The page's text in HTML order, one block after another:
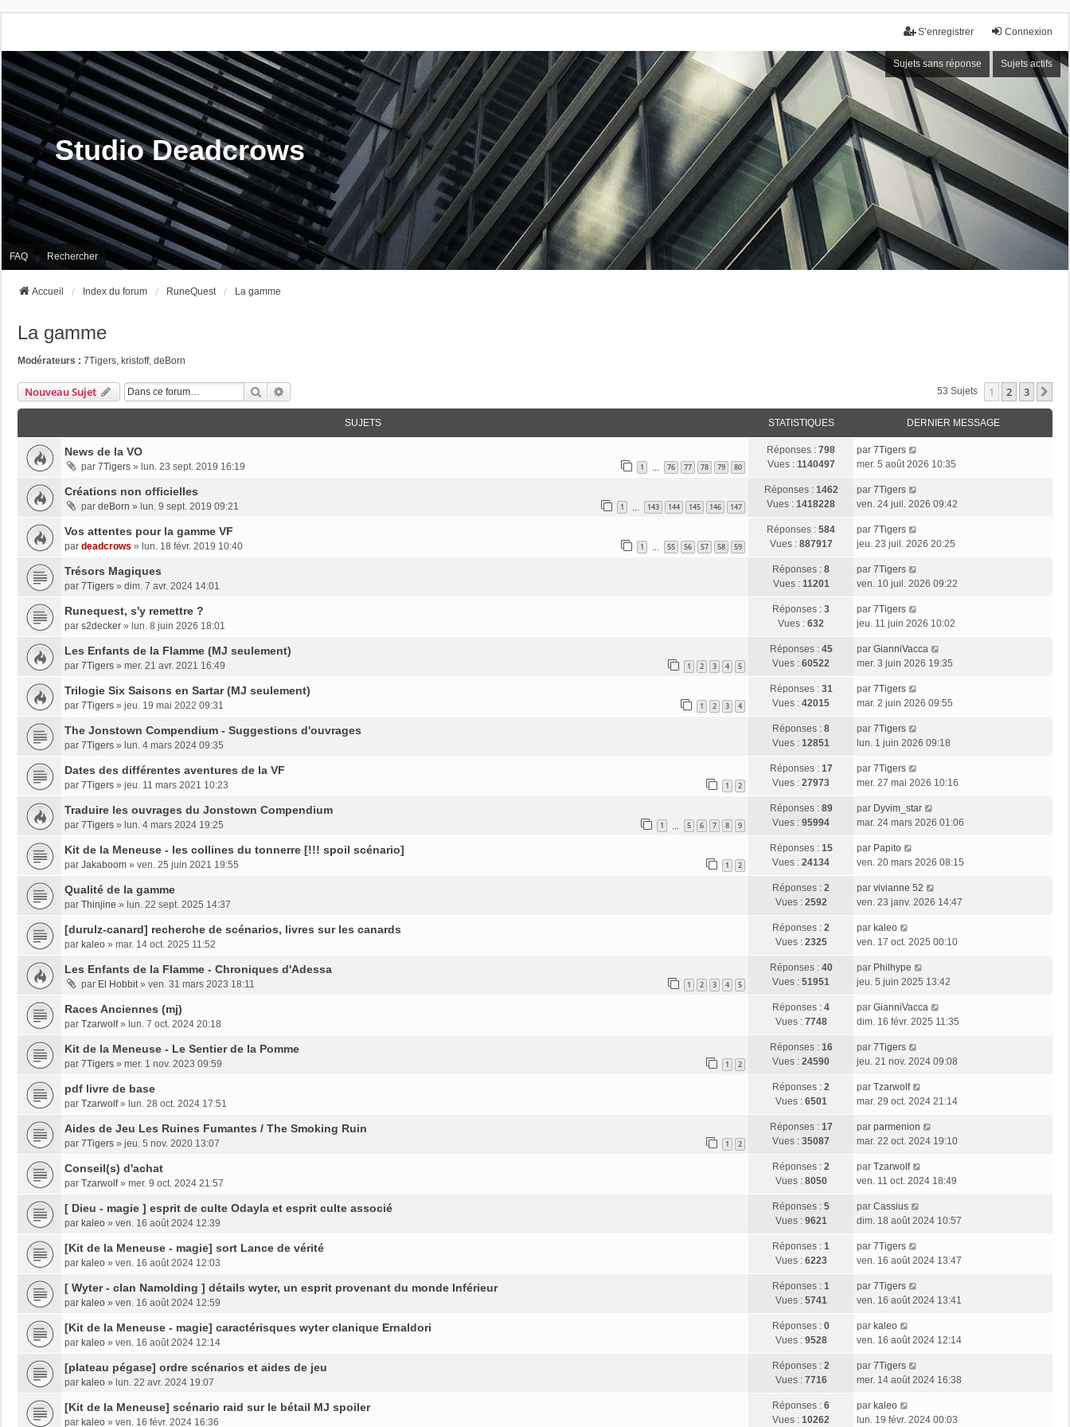
Connexion
S’enregistrer
Sujets sans réponse Sujets actifs
Studio Deadcrows
FAQ Rechercher
Accueil Index du forum RuneQuest La gamme
La gamme
Modérateurs : 7Tigers, kristoff, deBorn
Nouveau Sujet Rechercher 53 Sujets 1 2 3
SUJETS STATISTIQUES DERNIER MESSAGE
News de la VO
par 7Tigers » lun. 23 sept. 2019 16:19 1 76 77 78 79 80
Réponses : 798
Vues : 1140497
par 7Tigers
mer. 5 août 2026 10:35
Créations non officielles
par deBorn » lun. 9 sept. 2019 09:21 1 143 144 145 146 147
Réponses : 1462
Vues : 1418228
par 7Tigers
ven. 24 juil. 2026 09:42
Vos attentes pour la gamme VF
par deadcrows » lun. 18 févr. 2019 10:40 1 55 56 57 58 59
Réponses : 584
Vues : 887917
par 7Tigers
jeu. 23 juil. 2026 20:25
Trésors Magiques
par 7Tigers » dim. 7 avr. 2024 14:01
Réponses : 8
Vues : 11201
par 7Tigers
ven. 10 juil. 2026 09:22
Runequest, s'y remettre ?
par s2decker » lun. 8 juin 2026 18:01
Réponses : 3
Vues : 632
par 7Tigers
jeu. 11 juin 2026 10:02
Les Enfants de la Flamme (MJ seulement)
par 7Tigers » mer. 21 avr. 2021 16:49 1 2 3 4 5
Réponses : 45
Vues : 60522
par GianniVacca
mer. 3 juin 2026 19:35
Trilogie Six Saisons en Sartar (MJ seulement)
par 7Tigers » jeu. 19 mai 2022 09:31 1 2 3 4
Réponses : 31
Vues : 42015
par 7Tigers
mar. 2 juin 2026 09:55
The Jonstown Compendium - Suggestions d'ouvrages
par 7Tigers » lun. 4 mars 2024 09:35
Réponses : 8
Vues : 12851
par 7Tigers
lun. 1 juin 2026 09:18
Dates des différentes aventures de la VF
par 7Tigers » jeu. 11 mars 2021 10:23 1 2
Réponses : 17
Vues : 27973
par 7Tigers
mer. 27 mai 2026 10:16
Traduire les ouvrages du Jonstown Compendium
par 7Tigers » lun. 4 mars 2024 19:25 1 5 6 7 8 9
Réponses : 89
Vues : 95994
par Dyvim_star
mar. 24 mars 2026 01:06
Kit de la Meneuse - les collines du tonnerre [!!! spoil scénario]
par Jakaboom » ven. 25 juin 2021 19:55 1 2
Réponses : 15
Vues : 24134
par Papito
ven. 20 mars 2026 08:15
Qualité de la gamme
par Thinjine » lun. 22 sept. 2025 14:37
Réponses : 2
Vues : 2592
par vivianne 52
ven. 23 janv. 2026 14:47
[durulz-canard] recherche de scénarios, livres sur les canards
par kaleo » mar. 14 oct. 2025 11:52
Réponses : 2
Vues : 2325
par kaleo
ven. 17 oct. 2025 00:10
Les Enfants de la Flamme - Chroniques d'Adessa
par El Hobbit» ven. 31 mars 2023 18:11 1 2 3 4 5
Réponses : 40
Vues : 51951
par Philhype
jeu. 5 juin 2025 13:42
Races Anciennes (mj)
par Tzarwolf» lun. 7 oct. 2024 20:18
Réponses : 4
Vues : 7748
par GianniVacca
dim. 16 févr. 2025 11:35
Kit de la Meneuse - Le Sentier de la Pomme
par 7Tigers » mer. 1 nov. 2023 09:59 1 2
Réponses : 16
Vues : 24590
par 7Tigers
jeu. 21 nov. 2024 09:08
pdf livre de base
par Tzarwolf» lun. 28 oct. 2024 17:51
Réponses : 2
Vues : 6501
par Tzarwolf
mar. 29 oct. 2024 21:14
Aides de Jeu Les Ruines Fumantes / The Smoking Ruin
par 7Tigers » jeu. 5 nov. 2020 13:07 1 2
Réponses : 17
Vues : 35087
par parmenion
mar. 22 oct. 2024 19:10
Conseil(s) d'achat
par Tzarwolf» mer. 9 oct. 2024 21:57
Réponses : 2
Vues : 8050
par Tzarwolf
ven. 11 oct. 2024 18:49
[ Dieu - magie ] esprit de culte Odayla et esprit culte associé
par kaleo » ven. 16 août 2024 12:39
Réponses : 5
Vues : 9621
par Cassius
dim. 18 août 2024 10:57
[Kit de la Meneuse - magie] sort Lance de vérité
par kaleo » ven. 16 août 2024 12:03
Réponses : 1
Vues : 6223
par 7Tigers
ven. 16 août 2024 13:47
[ Wyter - clan Namolding ] détails wyter, un esprit provenant du monde Inférieur
par kaleo » ven. 16 août 2024 12:59
Réponses : 1
Vues : 5741
par 7Tigers
ven. 16 août 2024 13:41
[Kit de la Meneuse - magie] caractérisques wyter clanique Ernaldori
par kaleo » ven. 16 août 2024 12:14
Réponses : 0
Vues : 9528
par kaleo
ven. 16 août 2024 12:14
[plateau pégase] ordre scénarios et aides de jeu
par kaleo » lun. 22 avr. 2024 19:07
Réponses : 2
Vues : 7716
par 7Tigers
mer. 14 août 2024 16:38
[Kit de la Meneuse] scénario raid sur le bétail MJ spoiler
par kaleo » ven. 16 févr. 2024 16:36
Réponses : 6
Vues : 10262
par kaleo
lun. 19 févr. 2024 00:03